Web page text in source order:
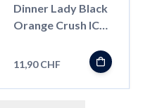
Dinner Lady Black
Orange Crush ICE
11,90 CHF